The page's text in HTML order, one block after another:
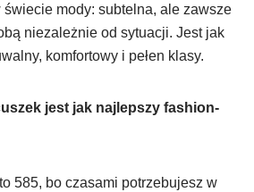
świecie mody: subtelna, ale zawsze
niezależnie od sytuacji. Jest jak
komfortowy i pełen klasy.
jest jak najlepszy fashion-
585, bo czasami potrzebujesz w